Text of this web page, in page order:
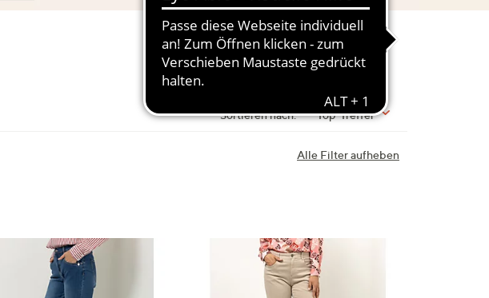
Sortieren nach: Top-Treffer
Alle Filter aufheben